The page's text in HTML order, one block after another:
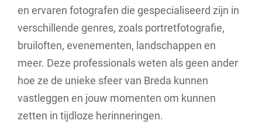
en ervaren fotografen die gespecialiseerd zijn in
verschillende genres, zoals portretfotografie,
bruiloften, evenementen, landschappen en
meer. Deze professionals weten als geen ander
hoe ze de unieke sfeer van Breda kunnen
vastleggen en jouw momenten om kunnen
zetten in tijdloze herinneringen.